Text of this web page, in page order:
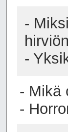
-
-
- Mikä
-